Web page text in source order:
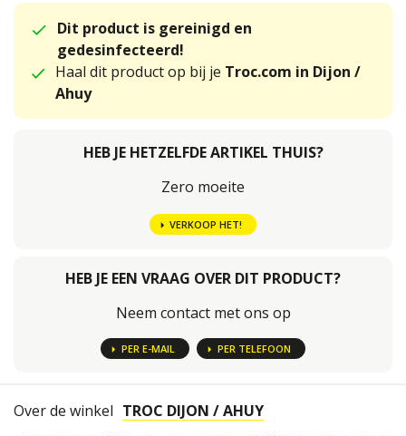
Dit product is gereinigd en
gedesinfecteerd!
Haal dit product op bij je Troc.com in Dijon /
Ahuy
HEB JE HETZELFDE ARTIKEL THUIS?
Zero moeite
VERKOOP HET!
HEB JE EEN VRAAG OVER DIT PRODUCT?
Neem contact met ons op
PER E-MAIL PER TELEFOON
Over de winkel TROC DIJON / AHUY